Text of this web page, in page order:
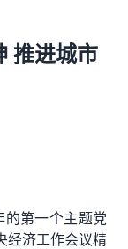
推进城市
第一个主题党
经济工作会议精